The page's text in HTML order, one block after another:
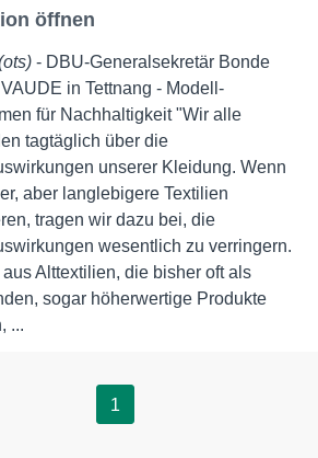
öffnen
- DBU-Generalsekretär Bonde
in Tettnang - Modell-
für Nachhaltigkeit "Wir alle
tagtäglich über die
unserer Kleidung. Wenn
aber langlebigere Textilien
tragen wir dazu bei, die
wesentlich zu verringern.
Alttextilien, die bisher oft als
sogar höherwertige Produkte
...
1